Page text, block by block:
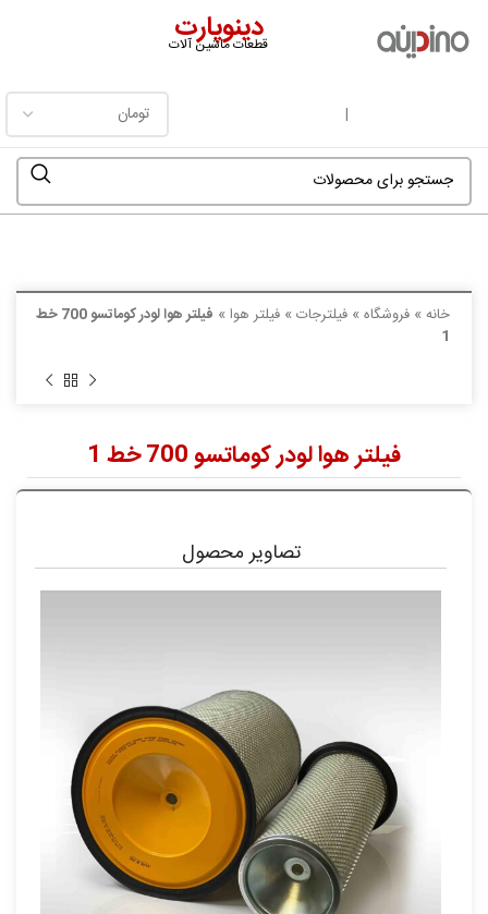
دینوپارت
قطعات ماشین آلات
|
خانه» فروشگاه» فیلترجات» فیلتر هوا»
فیلتر هوا لودر کوماتسو 700 خط
1
فیلتر هوا لودر کوماتسو 700 خط 1
تصاویر محصول